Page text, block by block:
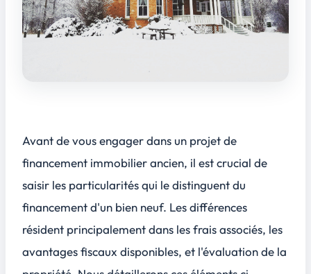
Avant de vous engager dans un projet de
financement immobilier ancien, il est crucial de
saisir les particularités qui le distinguent du
financement d'un bien neuf. Les différences
résident principalement dans les frais associés, les
avantages fiscaux disponibles, et l'évaluation de la